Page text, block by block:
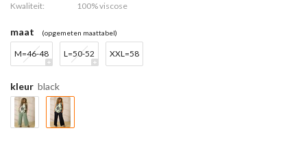
Kwaliteit:
100% viscose
maat (opgemeten maattabel)
M=46-48 L=50-52 XXL=58
kleur black